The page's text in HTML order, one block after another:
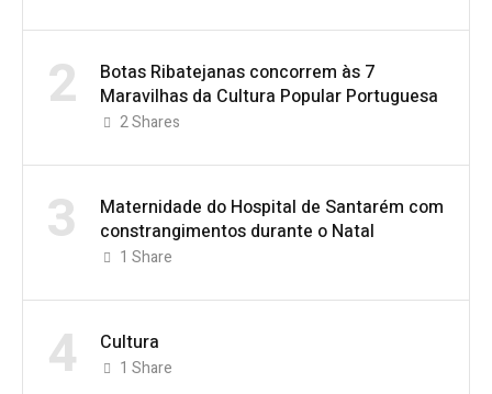
2
Botas Ribatejanas concorrem às 7
Maravilhas da Cultura Popular Portuguesa
2Shares
3
Maternidade do Hospital de Santarém com
constrangimentos durante o Natal
1 Share
4 Cultura
1 Share